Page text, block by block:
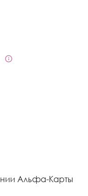
Альфа-Карты